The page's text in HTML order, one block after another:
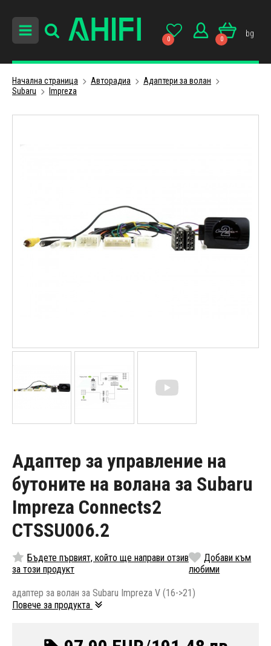
0 0
bg
Начална страница Авторадиa
Адаптери за волан
Subaru
Impreza
Адаптер за управление на
бутоните на волана за Subaru
Impreza Connects2
CTSSU006.2
Бъдете първият, който ще направи отзив
за този продукт
Добави към
любими
адаптер за волан за Subaru Impreza V (16->21)
Повече за продукта